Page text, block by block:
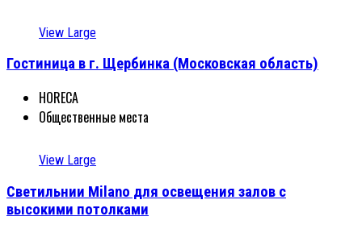
View Large
Гостиница в г. Щербинка (Московская область)
HORECA
Общественные места
View Large
Светильнии Milano для освещения залов с
высокими потолками